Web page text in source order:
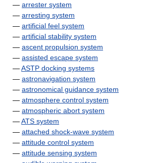
— arrester system
— arresting system
— artificial feel system
— artificial stability system
— ascent propulsion system
— assisted escape system
—ASTP docking systems
— astronavigation system
— astronomical guidance system
— atmosphere control system
— atmospheric abort system
—ATS system
— attached shock-wave system
— attitude control system
— attitude sensing system